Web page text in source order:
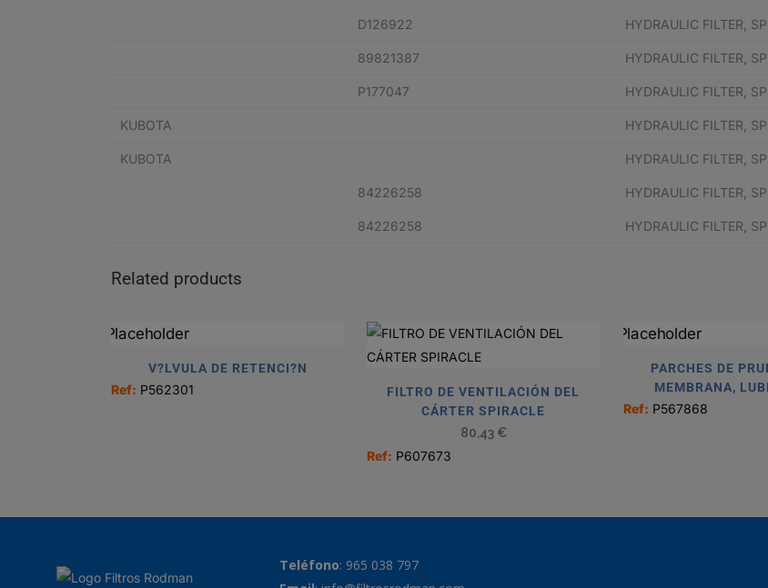
D126922 HYDRAULIC FILTER,
89821387 HYDRAULIC FILTER,
P177047 HYDRAULIC FILTER,
KUBOTA HYDRAULIC FILTER,
KUBOTA HYDRAULIC FILTER,
84226258 HYDRAULIC FILTER,
84226258 HYDRAULIC FILTER,
Related products
V?LVULA DE RETENCI?N
Ref: P562301
FILTRO DE VENTILACIÓN DEL
CÁRTER SPIRACLE
80,43 €
Ref: P607673
PARCHES DE
MEMBRANA,
Ref: P567868
Teléfono: 965 038 797